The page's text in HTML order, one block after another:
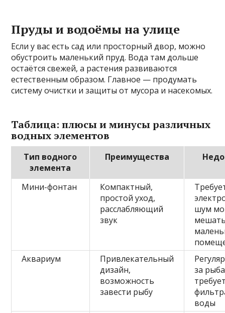
Пруды и водоёмы на улице
Если у вас есть сад или просторный двор, можно
обустроить маленький пруд. Вода там дольше
остаётся свежей, а растения развиваются
естественным образом. Главное — продумать
систему очистки и защиты от мусора и насекомых.
Таблица: плюсы и минусы различных
водных элементов
Тип водного
элемента
Преимущества
Мини-фонтан
Компактный,
простой уход,
расслабляющий
звук
шум
Аквариум
Привлекательный
дизайн,
возможность
завести рыбу
за
воды